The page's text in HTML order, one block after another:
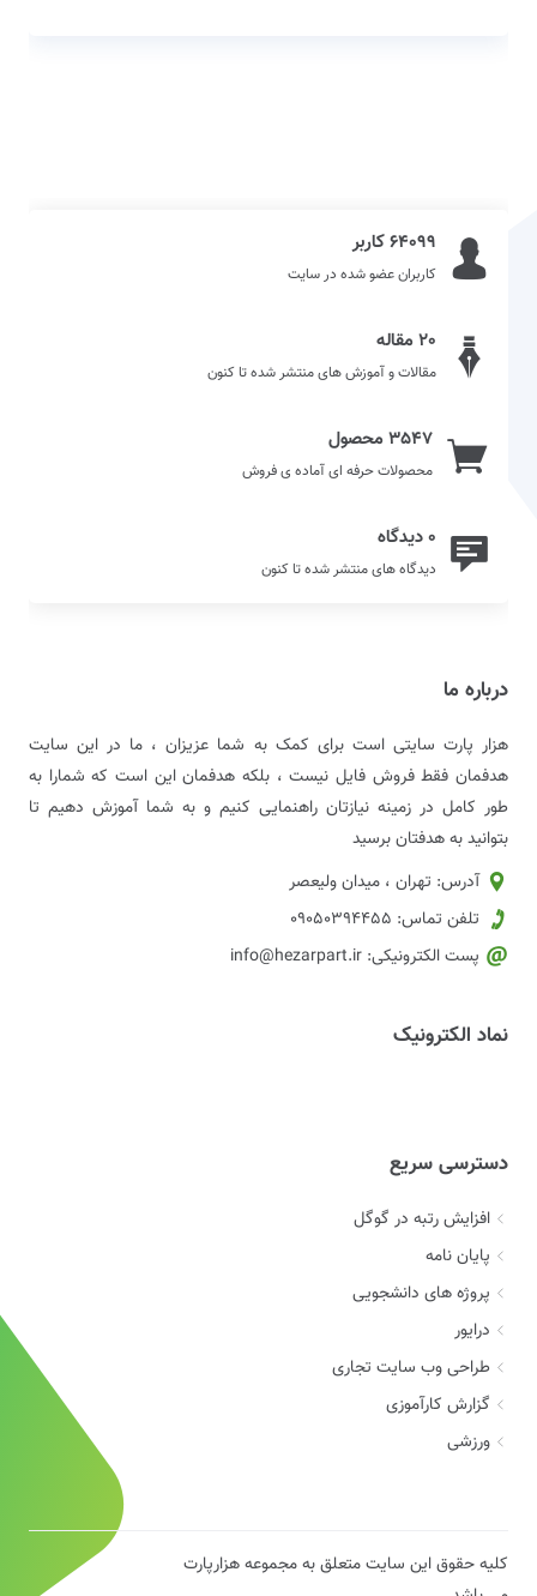
64099 کاربر
کاربران عضو شده در سایت
20 مقاله
مقالات و آموزش های منتشر شده تا کنون
3547 محصول
محصولات حرفه ای آماده ی فروش
0 دیدگاه
دیدگاه های منتشر شده تا کنون
درباره ما
هزار پارت سایتی است برای کمک به شما عزیزان ، ما در این سایت
هدفمان فقط فروش فایل نیست ، بلکه هدفمان این است که شمارا به
طور کامل در زمینه نیازتان راهنمایی کنیم و به شما آموزش دهیم تا
بتوانید به هدفتان برسید
آدرس: تهران ، میدان ولیعصر
تلفن تماس: 09050394455
پست الکترونیکی: info@hezarpart.ir
نماد الکترونیک
دسترسی سریع
افزایش رتبه در گوگل
پایان نامه
پروژه های دانشجویی
درایور
طراحی وب سایت تجاری
گزارش کارآموزی
ورزشی
کلیه حقوق این سایت متعلق به مجموعه هزارپارت